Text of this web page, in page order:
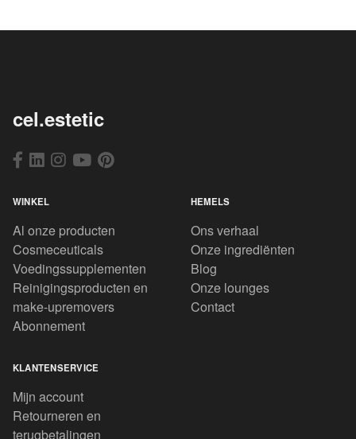
cel.estetic
WINKEL
Al onze producten
Cosmeceuticals
Voedingssupplementen
Reinigingsproducten en
make-upremovers
Abonnement
HEMELS
Ons verhaal
Onze ingrediënten
Blog
Onze lounges
Contact
KLANTENSERVICE
Mijn account
Retourneren en
terugbetalingen